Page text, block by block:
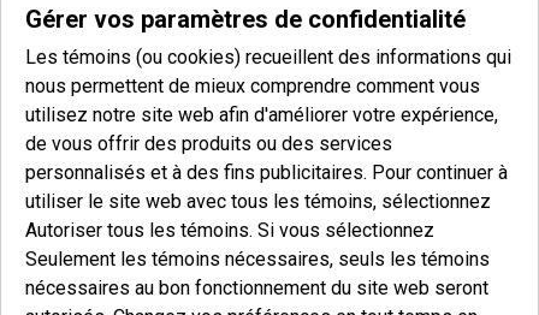
HP (Hewlett-Packard) -
Compatible
Lexmark - Compatible
Samsung - Compatible
Xerox - Compatible
Politique de retour
Politique de livraison
Infolettre
Entrez votre courriel pour vous inscrire à notre infolettre et afin
de recevoir nos offres spéciales.
Gérer vos paramètres de confidentialité
Les témoins (ou cookies) recueillent des informations qui
nous permettent de mieux comprendre comment vous
utilisez notre site web afin d'améliorer votre expérience,
de vous offrir des produits ou des services
personnalisés et à des fins publicitaires. Pour continuer à
utiliser le site web avec tous les témoins, sélectionnez
Autoriser tous les témoins. Si vous sélectionnez
Seulement les témoins nécessaires, seuls les témoins
nécessaires au bon fonctionnement du site web seront